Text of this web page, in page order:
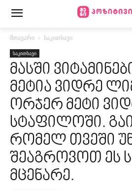
მთავარი საკითხავი
საკითხავი
მასში
მეტია ვიდრე
ორჯერ მეტი
სტაფილოში.
რომელ თვეში
შეაგროვოთ ეს
მცენარე.